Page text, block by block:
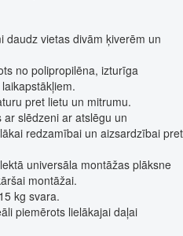
daudz vietas divām ķiverēm un
no polipropilēna, izturīga
pret lietu un mitrumu.
ar slēdzeni ar atslēgu un
redzamībai un aizsardzībai pret
universāla montāžas plāksne
montāžai.
kg svara.
piemērots lielākajai daļai